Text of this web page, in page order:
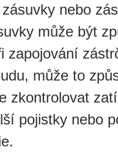
nebo
může být
zapojování
může to
zkontrolovat
pojistky nebo